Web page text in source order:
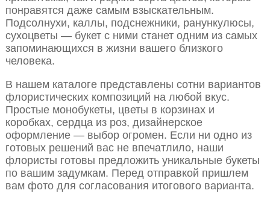
понравятся даже самым взыскательным.
Подсолнухи, каллы, подснежники, ранункулюсы,
сухоцветы — букет с ними станет одним из самых
запоминающихся в жизни вашего близкого
человека.
В нашем каталоге представлены сотни вариантов
флористических композиций на любой вкус.
Простые монобукеты, цветы в корзинах и
коробках, сердца из роз, дизайнерское
оформление — выбор огромен. Если ни одно из
готовых решений вас не впечатлило, наши
флористы готовы предложить уникальные букеты
по вашим задумкам. Перед отправкой пришлем
вам фото для согласования итогового варианта.